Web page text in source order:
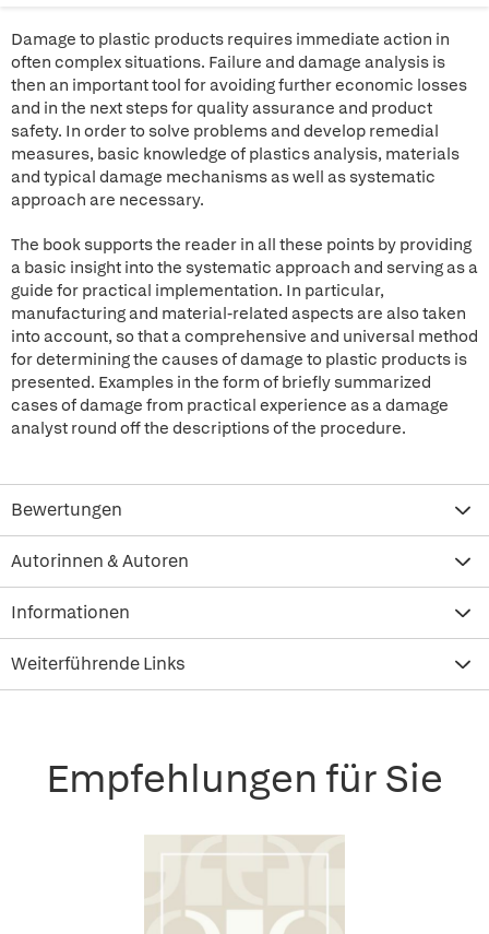
Damage to plastic products requires immediate action in
often complex situations. Failure and damage analysis is
then an important tool for avoiding further economic losses
and in the next steps for quality assurance and product
safety. In order to solve problems and develop remedial
measures, basic knowledge of plastics analysis, materials
and typical damage mechanisms as well as systematic
approach are necessary.
The book supports the reader in all these points by providing
a basic insight into the systematic approach and serving as a
guide for practical implementation. In particular,
manufacturing and material-related aspects are also taken
into account, so that a comprehensive and universal method
for determining the causes of damage to plastic products is
presented. Examples in the form of briefly summarized
cases of damage from practical experience as a damage
analyst round off the descriptions of the procedure.
Bewertungen
Autorinnen & Autoren
Informationen
Weiterführende Links
Empfehlungen für Sie